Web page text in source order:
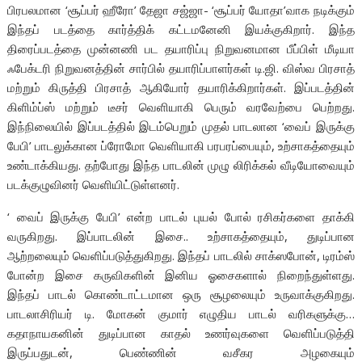
பிரபலமான ‘சூப்பர் ஹீரோ’ தேஜா சஜ்ஜா- ‘சூப்பர் யோதா’வாக நடிக்கும்
இந்தப் படத்தை கார்த்திக் கட்டமனேனி இயக்குகிறார். இந்த
திரைப்படத்தை முன்னணி பட தயாரிப்பு நிறுவனமான பீப்பிள் மீடியா
ஃபேக்டரி நிறுவனத்தின் சார்பில் தயாரிப்பாளர்கள் டி.ஜி. விஸ்வ பிரசாத்
மற்றும் கிருத்தி பிரசாத் ஆகியோர் தயாரிக்கிறார்கள். இப்படத்தின்
கிளிம்ப்ஸ் மற்றும் டீசர் வெளியாகி பெரும் வரவேற்பை பெற்றது.
இந்நிலையில் இப்படத்தில் இடம்பெறும் முதல் பாடலான ‘வைப் இருக்கு
பேபி’ பாடலுக்கான ப்ரோமோ வெளியாகி பரபரப்பையும், உற்சாகத்தையும்
உண்டாக்கியது. தற்போது இந்த பாடலின் முழு லிரிக்கல் வீடியோவையும்
படக்குழுவினர் வெளியிட்டுள்ளனர்.
‘ வைப் இருக்கு பேபி’ என்ற பாடல் புயல் போல் ரசிகர்களை தாக்கி
வருகிறது. இப்பாடலின் இசை.. உற்சாகத்தையும், துடிப்பான
ஆற்றலையும் வெளிப்படுத்துகிறது. இந்தப் பாடலில் சாக்ஸபோன், டிரம்ஸ்
போன்ற இசை கருவிகளின் இனிய ஓசைகளால் நிறைந்துள்ளது.
இந்தப் பாடல் கொண்டாட்டமான ஒரு சூழலையும் உருவாக்குகிறது.
பாடலாசிரியர் டி. மோகன் குமார் எழுதிய பாடல் வரிகளுக்கு…
கதாநாயகனின் துடிப்பான காதல் உணர்வுகளை வெளிப்படுத்தி
இருப்பதுடன், பெண்ணின் வசீகர அழகையும்